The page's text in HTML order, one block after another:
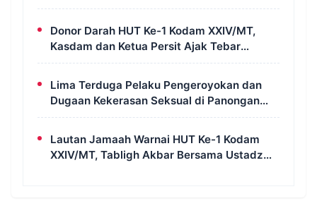
Silat Militer
Donor Darah HUT Ke-1 Kodam XXIV/MT,
Kasdam dan Ketua Persit Ajak Tebar
Kepedulian untuk Sesama
Lima Terduga Pelaku Pengeroyokan dan
Dugaan Kekerasan Seksual di Panongan
Ditangkap Polresta Tangerang
Lautan Jamaah Warnai HUT Ke-1 Kodam
XXIV/MT, Tabligh Akbar Bersama Ustadz